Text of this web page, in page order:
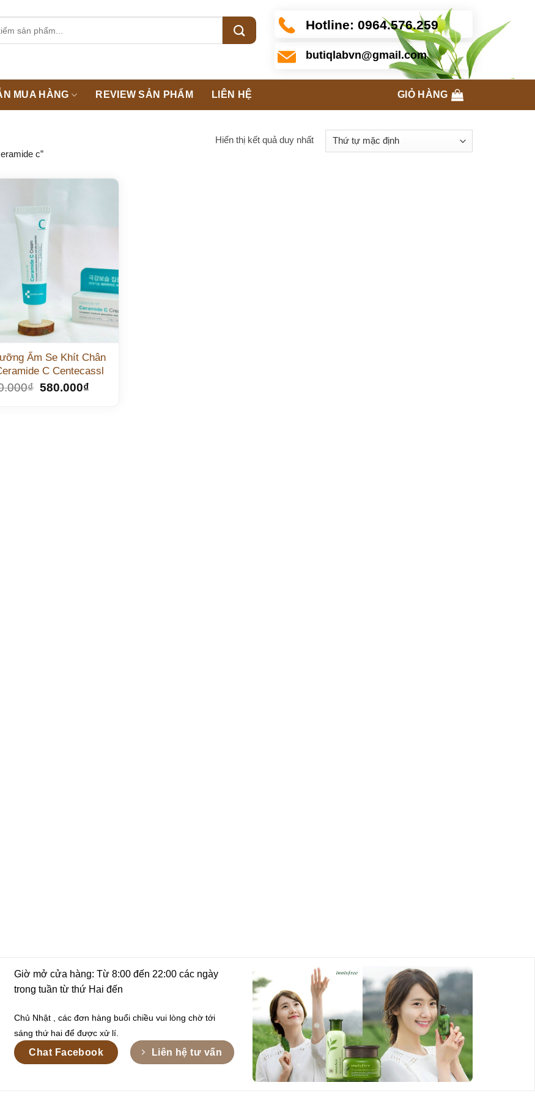
Hotline: 0964.576.259
butiqlabvn@gmail.com
MUA HÀNG REVIEW SẢN PHẨM LIÊN HỆ GIỎ HÀNG
c”
Hiển thị kết quả duy nhất
Ẩm Se Khít Chân
C Centecassl
₫ 580.000₫
Giờ mở cửa hàng: Từ 8:00 đến 22:00 các ngày
trong tuần từ thứ Hai đến
Chủ Nhật , các đơn hàng buổi chiều vui lòng chờ tới
sáng thứ hai để được xử lí.
Chat Facebook Liên hệ tư vấn